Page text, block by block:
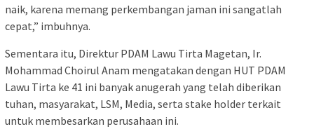
naik, karena memang perkembangan jaman ini sangatlah
cepat,” imbuhnya.
Sementara itu, Direktur PDAM Lawu Tirta Magetan, Ir.
Mohammad Choirul Anam mengatakan dengan HUT PDAM
Lawu Tirta ke 41 ini banyak anugerah yang telah diberikan
tuhan, masyarakat, LSM, Media, serta stake holder terkait
untuk membesarkan perusahaan ini.